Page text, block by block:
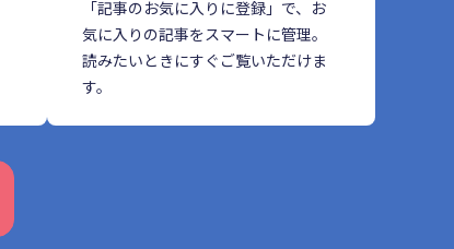
「記事のお気に入りに登録」で、お
気に入りの記事をスマートに管理。
読みたいときにすぐご覧いただけま
す。